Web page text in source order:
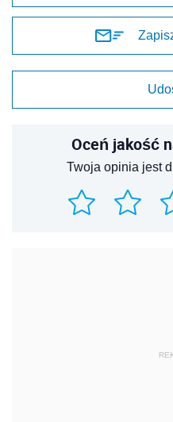
Oceń jakość
Twoja opinia jest